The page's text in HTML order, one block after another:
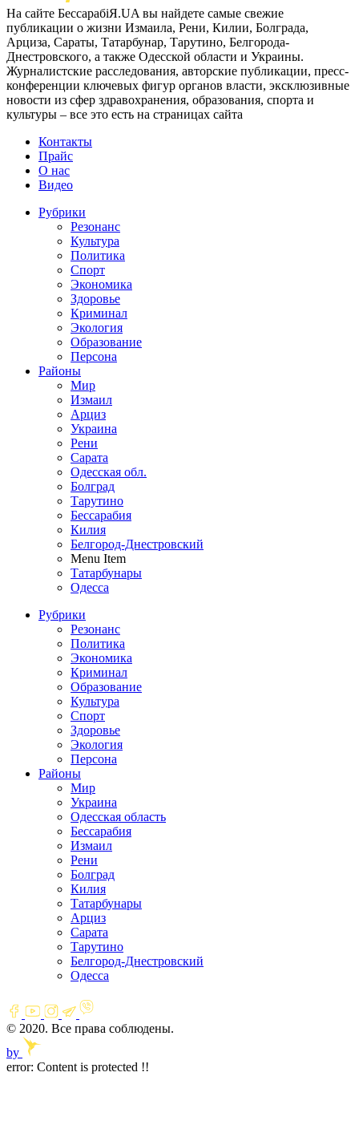
На сайте БессарабіЯ.UA вы найдете самые свежие
публикации о жизни Измаила, Рени, Килии, Болграда,
Арциза, Сараты, Татарбунар, Тарутино, Белгорода-
Днестровского, а также Одесской области и Украины.
Журналистские расследования, авторские публикации, пресс-
конференции ключевых фигур органов власти, эксклюзивные
новости из сфер здравохранения, образования, спорта и
культуры – все это есть на страницах сайта
Контакты
Прайс
О нас
Видео
Рубрики
Резонанс
Культура
Политика
Спорт
Экономика
Здоровье
Криминал
Экология
Образование
Персона
Районы
Мир
Измаил
Арциз
Украина
Рени
Сарата
Одесская обл.
Болград
Тарутино
Бессарабия
Килия
Белгород-Днестровский
Menu Item
Татарбунары
Одесса
Рубрики
Резонанс
Политика
Экономика
Криминал
Образование
Культура
Спорт
Здоровье
Экология
Персона
Районы
Мир
Украина
Одесская область
Бессарабия
Измаил
Рени
Болград
Килия
Татарбунары
Арциз
Сарата
Тарутино
Белгород-Днестровский
Одесса
© 2020. Все права соблюдены.
by
error: Content is protected !!